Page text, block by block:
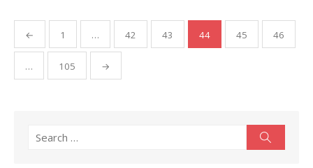
Stronicowanie
wpisów
← 1 … 42 43 44 45 46
… 105 →
Search